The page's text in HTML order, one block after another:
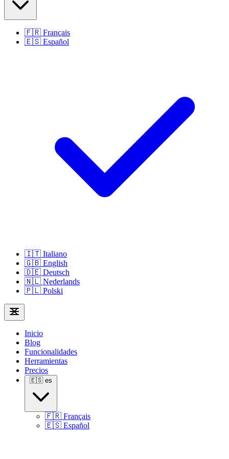
🇫🇷 Français
🇪🇸 Español
🇮🇹 Italiano
🇬🇧 English
🇩🇪 Deutsch
🇳🇱 Nederlands
🇵🇱 Polski
Inicio
Blog
Funcionalidades
Herramientas
Precios
🇪🇸 es
🇫🇷 Français
🇪🇸 Español